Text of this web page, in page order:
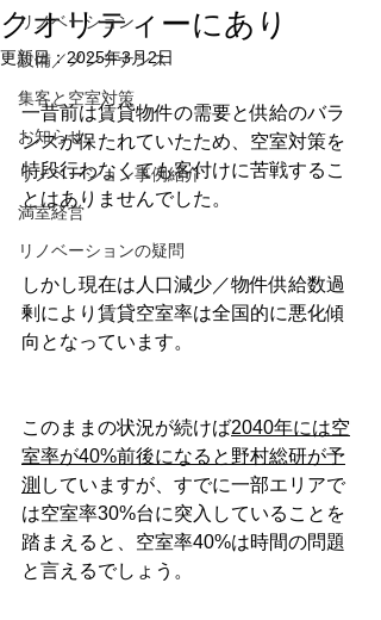
リノベーション
設備／メンテナンス
集客と空室対策
お知らせ
リノベーション事例紹介
満室経営
リノベーションの疑問
クオリティーにあり
更新日：2025年3月2日
一昔前は賃貸物件の需要と供給のバラ
ンスが保たれていたため、空室対策を
特段行わなくても客付けに苦戦するこ
とはありませんでした。
しかし現在は人口減少／物件供給数過
剰により賃貸空室率は全国的に悪化傾
向となっています。
このままの状況が続けば2040年には空
室率が40%前後になると野村総研が予
測 していますが、すでに一部エリアで
は空室率30%台に突入していることを
踏まえると、空室率40%は時間の問題
と言えるでしょう。